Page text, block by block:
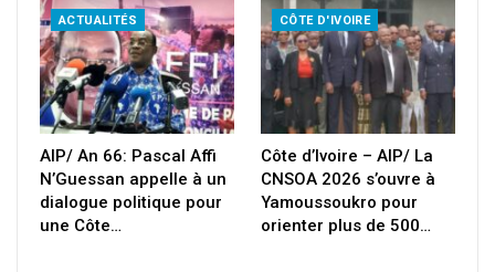
ACTUALITÉS
AIP/ An 66: Pascal Affi
N’Guessan appelle à un
dialogue politique pour
une Côte…
CÔTE D'IVOIRE
Côte d’Ivoire – AIP/ La
CNSOA 2026 s’ouvre à
Yamoussoukro pour
orienter plus de 500…